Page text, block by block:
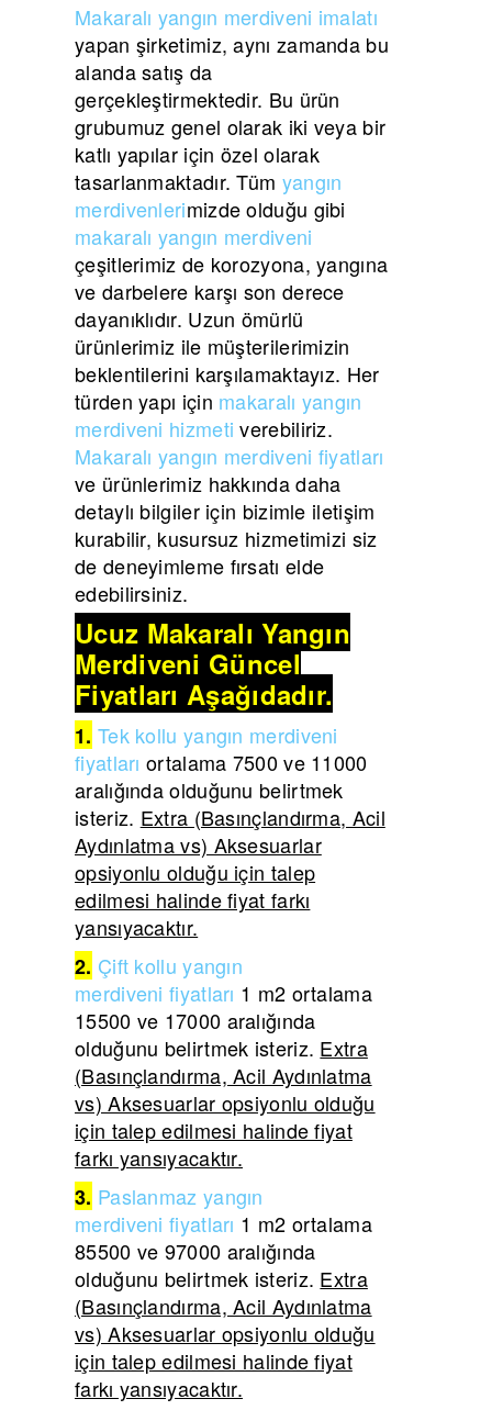
Makaralı yangın merdiveni imalatı
yapan şirketimiz, aynı zamanda bu
alanda satış da
gerçekleştirmektedir. Bu ürün
grubumuz genel olarak iki veya bir
katlı yapılar için özel olarak
tasarlanmaktadır. Tüm yangın
merdivenlerimizde olduğu gibi
makaralı yangın merdiveni
çeşitlerimiz de korozyona, yangına
ve darbelere karşı son derece
dayanıklıdır. Uzun ömürlü
ürünlerimiz ile müşterilerimizin
beklentilerini karşılamaktayız. Her
türden yapı için makaralı yangın
merdiveni hizmeti verebiliriz.
Makaralı yangın merdiveni fiyatları
ve ürünlerimiz hakkında daha
detaylı bilgiler için bizimle iletişim
kurabilir, kusursuz hizmetimizi siz
de deneyimleme fırsatı elde
edebilirsiniz.
Ucuz Makaralı Yangın
Merdiveni Güncel
Fiyatları Aşağıdadır.
1. Tek kollu yangın merdiveni
fiyatları ortalama 7500 ve 11000
aralığında olduğunu belirtmek
isteriz. Extra (Basınçlandırma, Acil
Aydınlatma vs) Aksesuarlar
opsiyonlu olduğu için talep
edilmesi halinde fiyat farkı
yansıyacaktır.
2. Çift kollu yangın
merdivenifiyatları 1 m2 ortalama
15500 ve 17000 aralığında
olduğunu belirtmek isteriz. Extra
(Basınçlandırma, Acil Aydınlatma
vs) Aksesuarlar opsiyonlu olduğu
için talep edilmesi halinde fiyat
farkı yansıyacaktır.
3. Paslanmaz yangın
merdivenifiyatları 1 m2 ortalama
85500 ve 97000 aralığında
olduğunu belirtmek isteriz. Extra
(Basınçlandırma, Acil Aydınlatma
vs) Aksesuarlar opsiyonlu olduğu
için talep edilmesi halinde fiyat
farkı yansıyacaktır.